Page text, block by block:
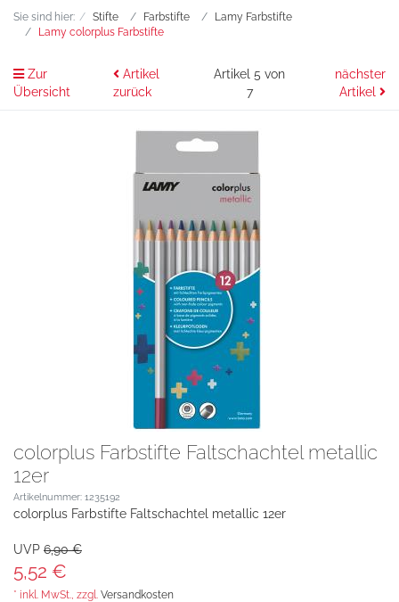
Sie sind hier: Stifte Farbstifte
Lamy Farbstifte
Lamy colorplus Farbstifte
Zur
Übersicht
Artikel
zurück
Artikel 5 von
7
nächster
Artikel
colorplus Farbstifte Faltschachtel metallic
12er
Artikelnummer: 1235192
colorplus Farbstifte Faltschachtel metallic 12er
UVP 6,90 €
5,52 €
* inkl. MwSt., zzgl. Versandkosten